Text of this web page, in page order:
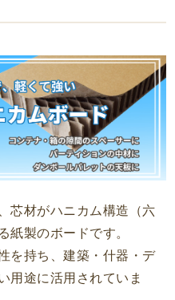
芯材がハニカム構造（六
紙製のボードです。
を持ち、建築・什器・デ
用途に活用されていま